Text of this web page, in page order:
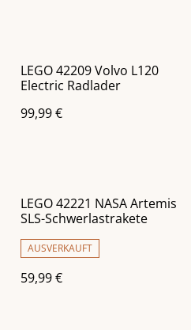
LEGO 42209 Volvo L120
Electric Radlader
99,99 €
LEGO 42221 NASA Artemis
SLS-Schwerlastrakete
AUSVERKAUFT
59,99 €